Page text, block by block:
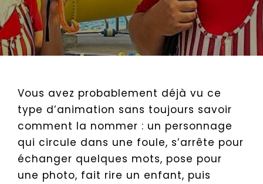
Vous avez probablement déjà vu ce
type d’animation sans toujours savoir
comment la nommer : un personnage
qui circule dans une foule, s’arrête pour
échanger quelques mots, pose pour
une photo, fait rire un enfant, puis